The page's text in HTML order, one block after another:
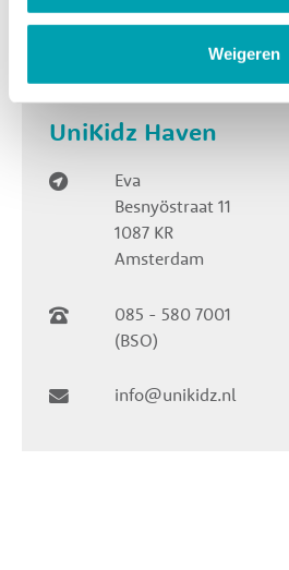
Weigeren
UniKidz Haven
Eva
Besnyöstraat 11
1087 KR
Amsterdam
085 - 580 7001
(BSO)
info@unikidz.nl